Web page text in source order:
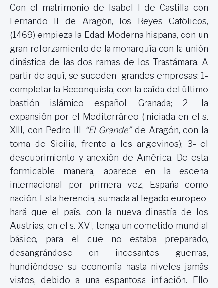
Con el matrimonio de Isabel I de Castilla con
Fernando II de Aragón, los Reyes Católicos,
(1469) empieza la Edad Moderna hispana, con un
gran reforzamiento de la monarquía con la unión
dinástica de las dos ramas de los Trastámara. A
partir de aquí, se suceden grandes empresas: 1-
completar la Reconquista, con la caída del último
bastión islámico español: Granada; 2- la
expansión por el Mediterráneo (iniciada en el s.
XIII, con Pedro III
“El Grande”de Aragón, con la
toma de Sicilia, frente a los angevinos); 3- el
descubrimiento y anexión de América. De esta
formidable manera, aparece en la escena
internacional por primera vez, España como
nación. Esta herencia, sumada al legado europeo
hará que el país, con la nueva dinastía de los
Austrias, en el s. XVI, tenga un cometido mundial
básico, para el que no estaba preparado,
desangrándose en incesantes guerras,
hundiéndose su economía hasta niveles jamás
vistos, debido a una espantosa inflación. Ello